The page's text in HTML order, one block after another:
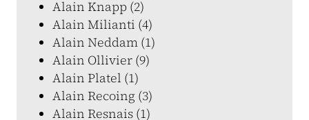
Alain Knapp (2)
Alain Milianti (4)
Alain Neddam (1)
Alain Ollivier (9)
Alain Platel (1)
Alain Recoing (3)
Alain Resnais (1)